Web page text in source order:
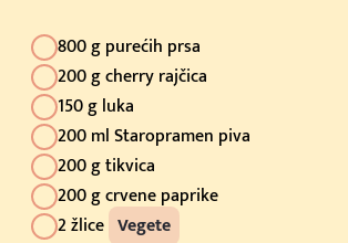
800 g purećih prsa
200 g cherry rajčica
150 g luka
200 ml Staropramen piva
200 g tikvica
200 g crvene paprike
2 žlice Vegete